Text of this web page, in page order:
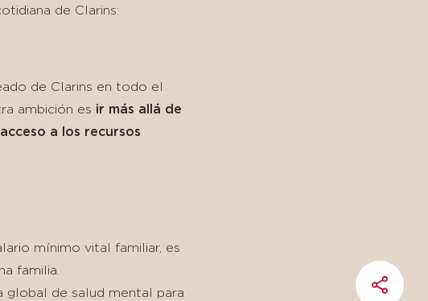
de Clarins:
de Clarins en todo el
ambición es ir más allá de
a los recursos
mínimo vital familiar, es
familia.
global de salud mental para